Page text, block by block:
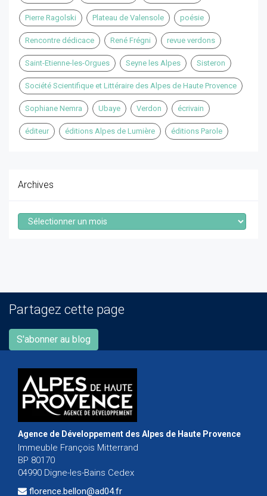
Pierre Ragolski Plateau de Valensole poésie
Rencontre dédicace René Frégni revue verdons
Saint-Etienne-les-Orgues Seyne les Alpes Sisteron
Société Scientifique et Littéraire des Alpes de Haute Provence
Sophiane Nemra Ubaye Verdon écrivain
éditeur éditions Alpes de Lumière éditions Parole
Archives
Archives
Partagez cette page
S'abonner au blog
Agence de Développement des Alpes de Haute Provence
Immeuble François Mitterrand
BP 80170
04990 Digne-les-Bains Cedex
florence.bellon@ad04.fr